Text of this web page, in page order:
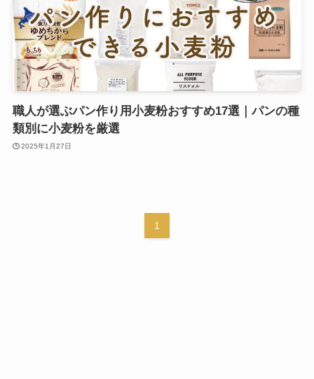
職人が選ぶパン作り用小麦粉おすすめ17選｜パンの種
類別に小麦粉を厳選
2025年1月27日
1